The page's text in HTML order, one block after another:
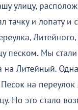
улицу,
тачку и лопату
песком. Мы
на Литейный.
на
Но это стало